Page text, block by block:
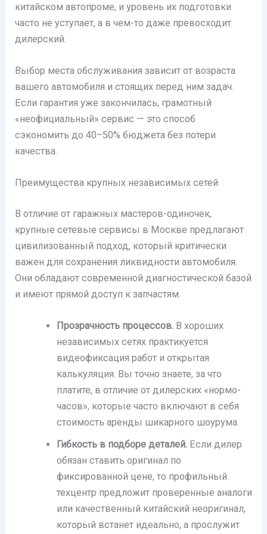
китайском автопроме, и уровень их подготовки
часто не уступает, а в чем-то даже превосходит
дилерский.
Выбор места обслуживания зависит от возраста
вашего автомобиля и стоящих перед ним задач.
Если гарантия уже закончилась, грамотный
«неофициальный» сервис — это способ
сэкономить до 40–50% бюджета без потери
качества.
Преимущества крупных независимых сетей
В отличие от гаражных мастеров-одиночек,
крупные сетевые сервисы в Москве предлагают
цивилизованный подход, который критически
важен для сохранения ликвидности автомобиля.
Они обладают современной диагностической базой
и имеют прямой доступ к запчастям.
Прозрачность процессов.В хороших
независимых сетях практикуется
видеофиксация работ и открытая
калькуляция. Вы точно знаете, за что
платите, в отличие от дилерских «нормо-
часов», которые часто включают в себя
стоимость аренды шикарного шоурума.
Гибкость в подборе деталей.Если дилер
обязан ставить оригинал по
фиксированной цене, то профильный
техцентр предложит проверенные аналоги
или качественный китайский неоригинал,
который встанет идеально, а прослужит